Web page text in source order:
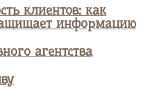
клиентов: как
информацию
агентства